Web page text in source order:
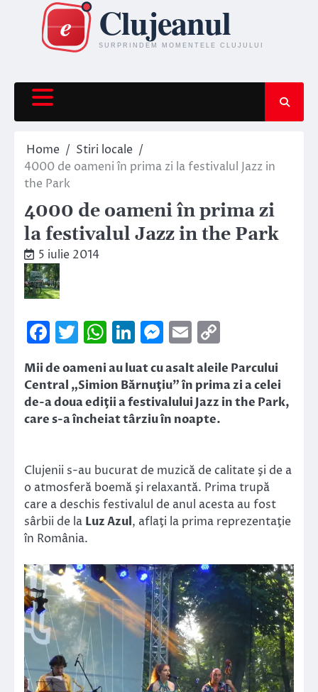
content
Home
Stiri locale
4000 de oameni în prima zi la festivalul Jazz in
the Park
4000 de oameni în prima zi
la festivalul Jazz in the Park
5 iulie 2014
Facebook
Twitter
WhatsApp
LinkedIn
Messenger
Email
Link
Mii de oameni au luat cu asalt aleile Parcului
Central „Simion Bărnuţiu” în prima zi a celei
de-a doua ediţii a festivalului Jazz in the Park,
care s-a încheiat târziu în noapte.
Clujenii s-au bucurat de muzică de calitate şi de a
o atmosferă boemă şi relaxantă. Prima trupă
care a deschis festivalul de anul acesta au fost
sârbii de la Luz Azul, aflaţi la prima reprezentaţie
în România.